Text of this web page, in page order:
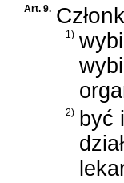
Art. 9.
1)
2)
być